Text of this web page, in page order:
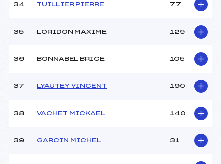
34 TUILLIER PIERRE 77
35 LORIDON MAXIME 129
36 BONNABEL BRICE 105
37 LYAUTEY VINCENT 190
38 VACHET MICKAEL 140
39 GARCIN MICHEL 31